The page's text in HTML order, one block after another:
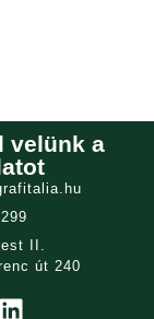
velünk a
II.
út 240